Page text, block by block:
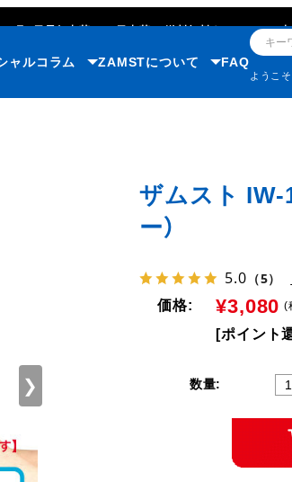
送料無料キャンペーン中
ャルコラム ZAMSTについて FAQ
ようこ
❯
ザムスト IW-
ー）
5.0 （5）
価格: ¥3,080 (
[ポイント
数量: